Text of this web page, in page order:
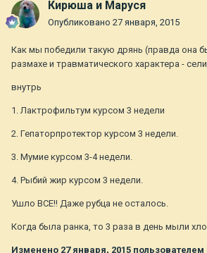
Кирюша и Маруся
Опубликовано 27 января, 2015
Как мы победили такую дрянь (правда она
размахе и травматического характера -
внутрь
1. Лактрофильтум курсом 3 недели
2. Гепаторпротектор курсом 3 недели.
3. Мумие курсом 3-4 недели.
4. Рыбий жир курсом 3 недели.
Ушло ВСЕ!! Даже рубца не осталось.
Когда была ранка, то 3 раза в день мыли
Изменено 27 января, 2015